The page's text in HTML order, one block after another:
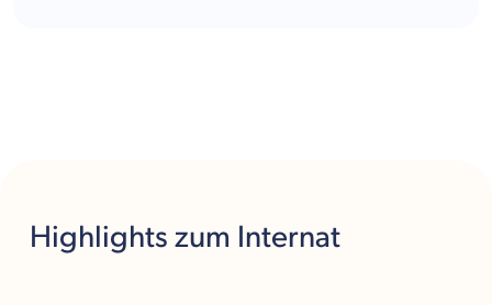
Highlights zum Internat